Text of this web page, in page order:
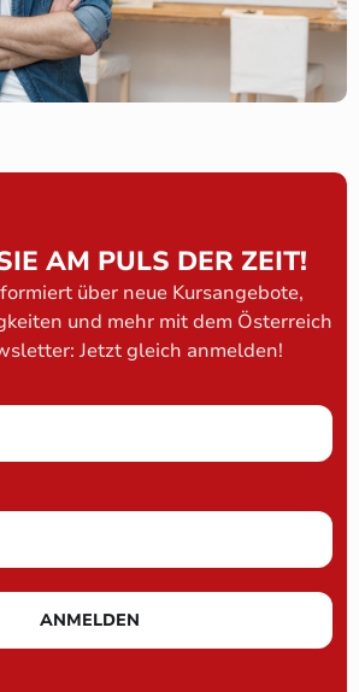
AM PULS DER ZEIT!
über neue Kursangebote,
und mehr mit dem Österreich
Jetzt gleich anmelden!
ANMELDEN